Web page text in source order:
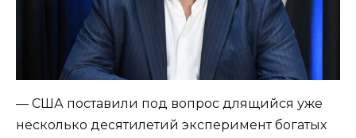
— США поставили под вопрос длящийся уже
несколько десятилетий эксперимент богатых